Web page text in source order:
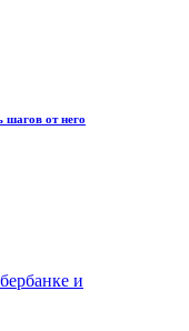
шагов от него
и